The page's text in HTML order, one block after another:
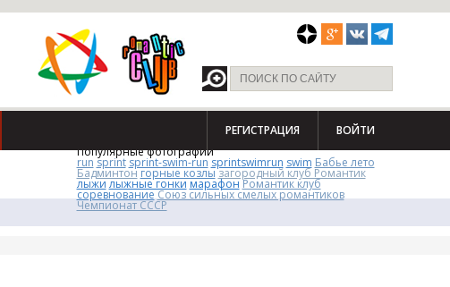
РЕГИСТРАЦИЯ ВОЙТИ
Популярные фотографии
run sprint sprint-swim-run sprintswimrun swim Бабье лето
Бадминтонгорные козлызагородный клуб Романтик
лыжилыжные гонкимарафон Романтик клуб
соревнованиеСоюз сильных смелых романтиков
Чемпионат СССР